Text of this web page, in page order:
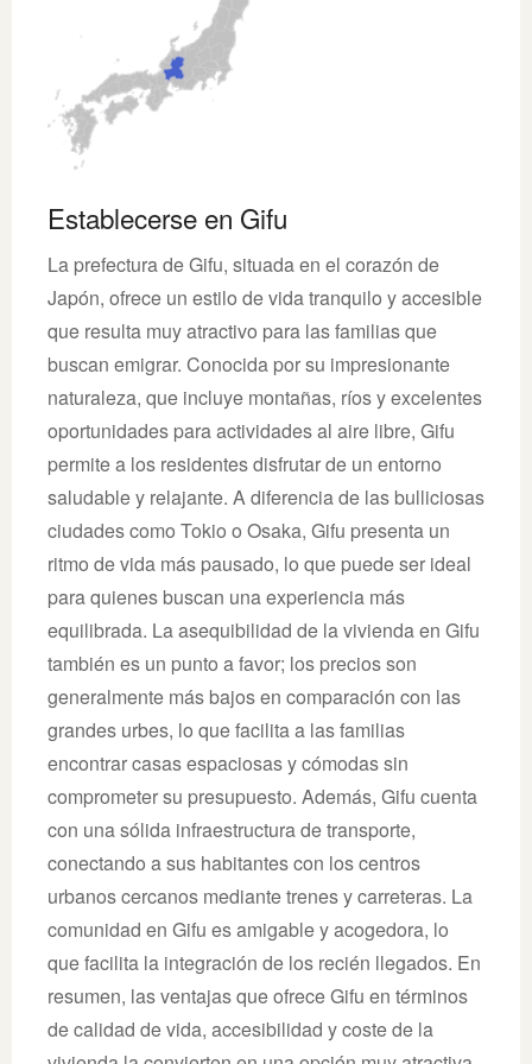
Establecerse en Gifu
La prefectura de Gifu, situada en el corazón de
Japón, ofrece un estilo de vida tranquilo y accesible
que resulta muy atractivo para las familias que
buscan emigrar. Conocida por su impresionante
naturaleza, que incluye montañas, ríos y excelentes
oportunidades para actividades al aire libre, Gifu
permite a los residentes disfrutar de un entorno
saludable y relajante. A diferencia de las bulliciosas
ciudades como Tokio o Osaka, Gifu presenta un
ritmo de vida más pausado, lo que puede ser ideal
para quienes buscan una experiencia más
equilibrada. La asequibilidad de la vivienda en Gifu
también es un punto a favor; los precios son
generalmente más bajos en comparación con las
grandes urbes, lo que facilita a las familias
encontrar casas espaciosas y cómodas sin
comprometer su presupuesto. Además, Gifu cuenta
con una sólida infraestructura de transporte,
conectando a sus habitantes con los centros
urbanos cercanos mediante trenes y carreteras. La
comunidad en Gifu es amigable y acogedora, lo
que facilita la integración de los recién llegados. En
resumen, las ventajas que ofrece Gifu en términos
de calidad de vida, accesibilidad y coste de la